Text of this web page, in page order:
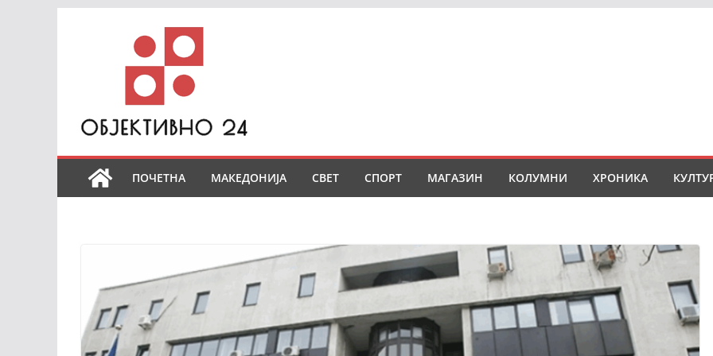
ПОЧЕТНА МАКЕДОНИЈА СВЕТ СПОРТ МАГАЗИН КОЛУМНИ ХРОНИКА